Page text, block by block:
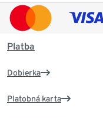
Platba
Dobierka
Platobná karta